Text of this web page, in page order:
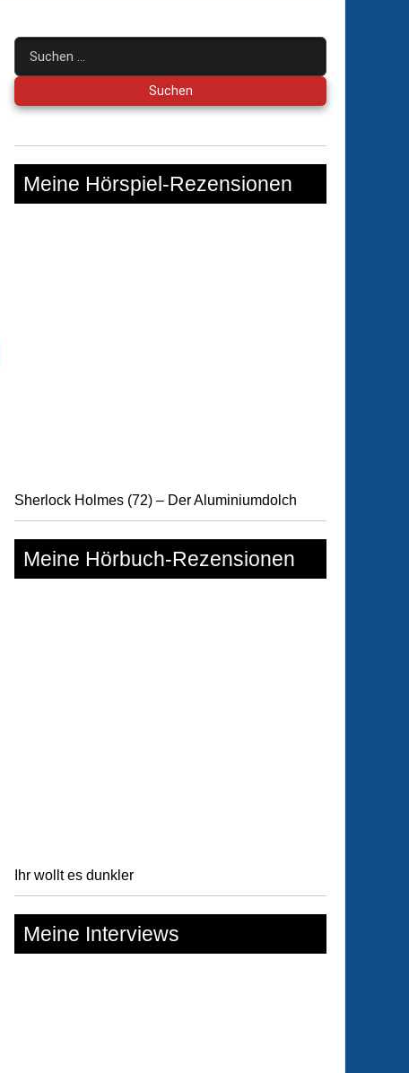
Suchen
nach:
Meine Hörspiel-Rezensionen
Sherlock Holmes (72) – Der Aluminiumdolch
Meine Hörbuch-Rezensionen
Ihr wollt es dunkler
Meine Interviews